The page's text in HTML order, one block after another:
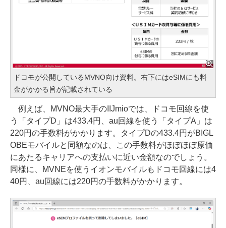
ドコモが公開しているMVNO向け資料。右下にはeSIMにも料
金がかかる旨が記載されている
例えば、MVNO最大手のIIJmioでは、ドコモ回線を使
う「タイプD」は433.4円、au回線を使う「タイプA」は
220円の手数料がかかります。タイプDの433.4円がBIGL
OBEモバイルと同額なのは、この手数料がほぼほぼ原価
にあたるキャリアへの支払いに近い金額なのでしょう。
同様に、MVNEを使うイオンモバイルもドコモ回線には4
40円、au回線には220円の手数料がかかります。